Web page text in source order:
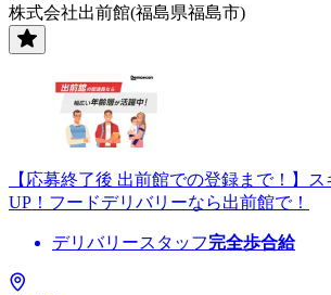
株式会社出前館(福島県福島市)
【応募終了後 出前館での登録まで！】
UP！フードデリバリーなら出前館で！
デリバリースタッフ完全歩合給